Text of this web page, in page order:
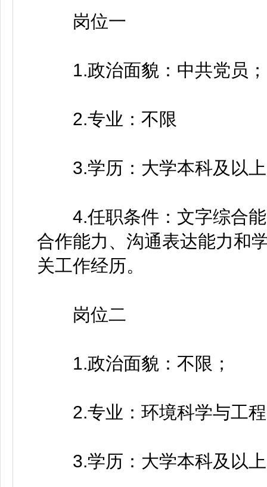
岗位一
1.政治面貌：中共党员；
2.专业：不限
3.学历：大学本科及以上
4.任职条件：文字综合能
合作能力、沟通表达能力和
关工作经历。
岗位二
1.政治面貌：不限；
2.专业：环境科学与工
3.学历：大学本科及以上